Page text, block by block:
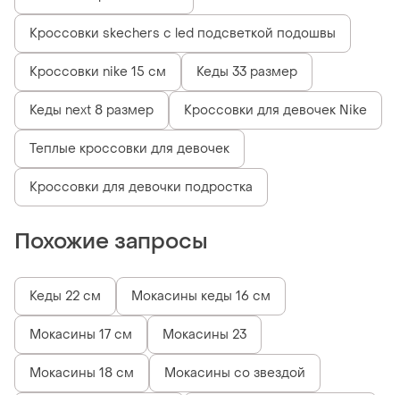
Кроссовки skechers с led подсветкой подошвы
Кроссовки nike 15 см Кеды 33 размер
Кеды next 8 размер Кроссовки для девочек Nike
Теплые кроссовки для девочек
Кроссовки для девочки подростка
Похожие запросы
Кеды 22 см Мокасины кеды 16 см
Мокасины 17 см Мокасины 23
Мокасины 18 см Мокасины со звездой